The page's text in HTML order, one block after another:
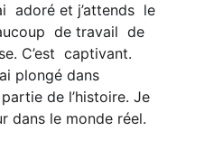
adoré et j’attends  le
de travail  de
C’est  captivant.
plongé dans
de l’histoire. Je
dans le monde réel.